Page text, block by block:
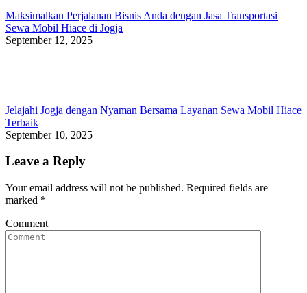
Maksimalkan Perjalanan Bisnis Anda dengan Jasa Transportasi
Sewa Mobil Hiace di Jogja
September 12, 2025
Jelajahi Jogja dengan Nyaman Bersama Layanan Sewa Mobil Hiace
Terbaik
September 10, 2025
Leave a Reply
Your email address will not be published. Required fields are
marked *
Comment